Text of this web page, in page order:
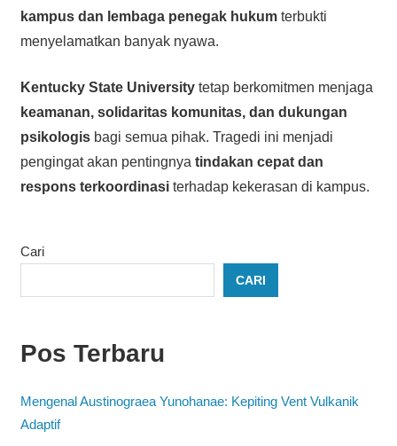
kampus dan lembaga penegak hukumterbukti
menyelamatkan banyak nyawa.
Kentucky State Universitytetap berkomitmen menjaga
keamanan, solidaritas komunitas, dan dukungan
psikologisbagi semua pihak. Tragedi ini menjadi
pengingat akan pentingnya tindakan cepat dan
respons terkoordinasiterhadap kekerasan di kampus.
Cari
CARI
Pos Terbaru
Mengenal Austinograea Yunohanae: Kepiting Vent Vulkanik
Adaptif